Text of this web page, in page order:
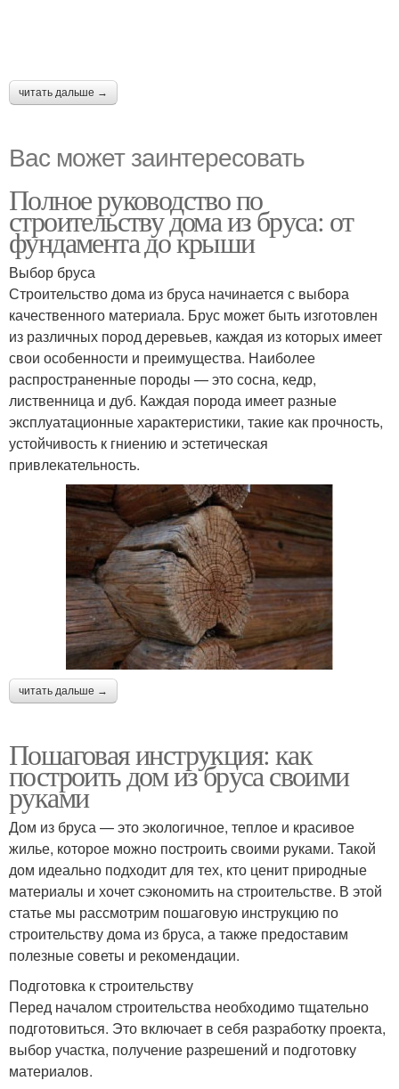
читать дальше →
Вас может заинтересовать
Полное руководство по
строительству дома из бруса: от
фундамента до крыши
Выбор бруса
Строительство дома из бруса начинается с выбора
качественного материала. Брус может быть изготовлен
из различных пород деревьев, каждая из которых имеет
свои особенности и преимущества. Наиболее
распространенные породы — это сосна, кедр,
лиственница и дуб. Каждая порода имеет разные
эксплуатационные характеристики, такие как прочность,
устойчивость к гниению и эстетическая
привлекательность.
читать дальше →
Пошаговая инструкция: как
построить дом из бруса своими
руками
Дом из бруса — это экологичное, теплое и красивое
жилье, которое можно построить своими руками. Такой
дом идеально подходит для тех, кто ценит природные
материалы и хочет сэкономить на строительстве. В этой
статье мы рассмотрим пошаговую инструкцию по
строительству дома из бруса, а также предоставим
полезные советы и рекомендации.
Подготовка к строительству
Перед началом строительства необходимо тщательно
подготовиться. Это включает в себя разработку проекта,
выбор участка, получение разрешений и подготовку
материалов.